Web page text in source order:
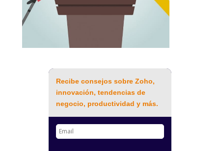
Recibe consejos sobre Zoho,
innovación, tendencias de
negocio, productividad y más.